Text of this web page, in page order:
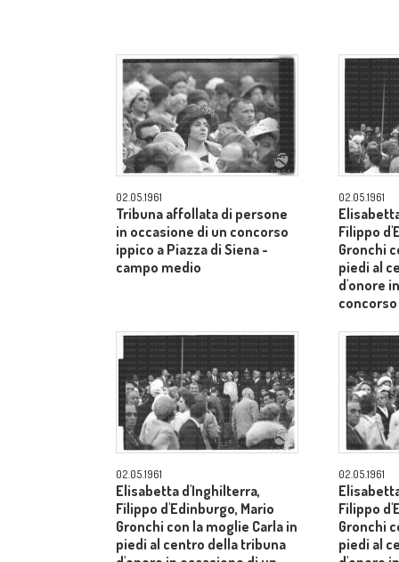
02.05.1961
Tribuna affollata di persone
in occasione di un concorso
ippico a Piazza di Siena -
campo medio
02.05.1961
Filippo
Gronchi
piedi al
d'onore
02.05.1961
Elisabetta d'Inghilterra,
Filippo d'Edinburgo, Mario
Gronchi con la moglie Carla in
piedi al centro della tribuna
02.05.1961
Filippo
Gronchi
piedi al